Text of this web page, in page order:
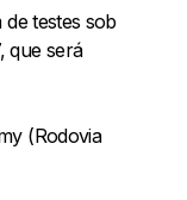
de testes sob
que será
(Rodovia